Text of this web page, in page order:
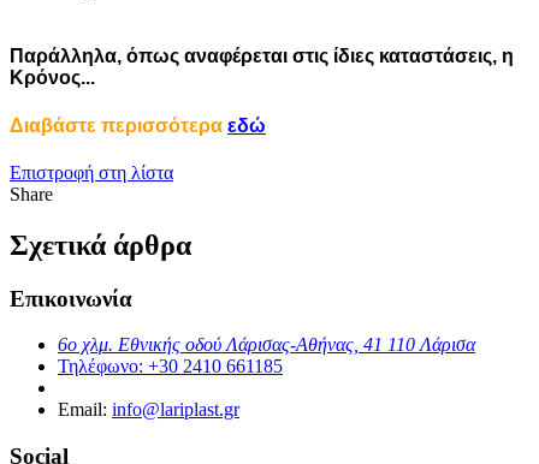
Παράλληλα, όπως αναφέρεται στις ίδιες καταστάσεις, η
Κρόνος...
Διαβάστε περισσότερα εδώ
Επιστροφή στη λίστα
Share
Σχετικά άρθρα
Επικοινωνία
6ο χλμ. Εθνικής οδού Λάρισας-Αθήνας, 41 110 Λάρισα
Τηλέφωνο: +30 2410 661185
Email: info@lariplast.gr
Social